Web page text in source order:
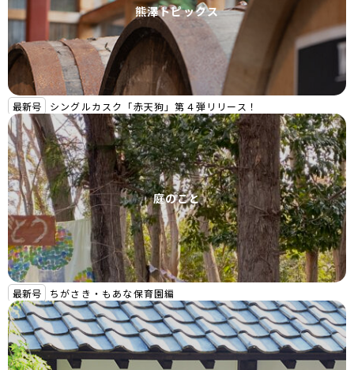
熊澤トピックス
最新号 シングルカスク「赤天狗」第４弾リリース！
庭のこと
最新号 ちがさき・もあな保育園編